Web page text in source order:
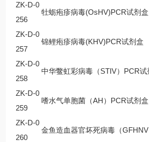
ZK-D-0
256
牡蛎疱疹病毒(OsHV)PCR试剂盒
ZK-D-0
257
锦鲤疱疹病毒(KHV)PCR试剂盒
ZK-D-0
258
中华鳖虹彩病毒（STIV）PCR试
ZK-D-0
259
嗜水气单胞菌（AH）PCR试剂盒
ZK-D-0
260
金鱼造血器官坏死病毒（